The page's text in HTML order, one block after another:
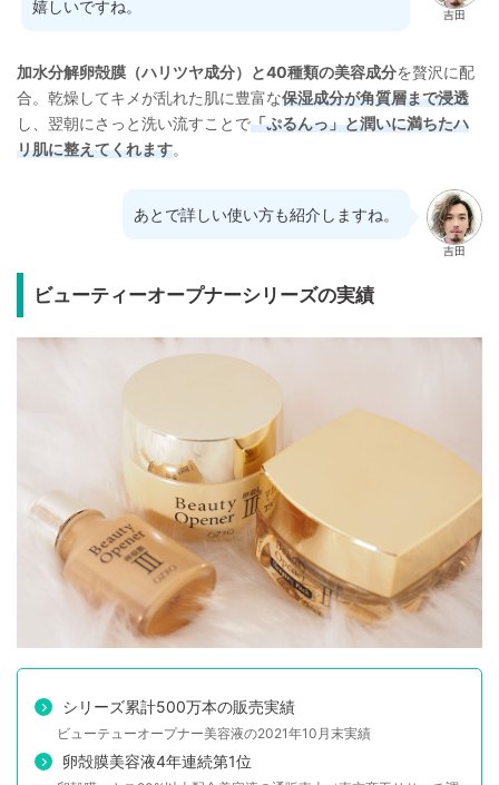
吉田
嬉しいですね。
加水分解卵殻膜（ハリツヤ成分）と40種類の美容成分を贅沢に配
合。乾燥してキメが乱れた肌に豊富な保湿成分が角質層まで浸透
し、翌朝にさっと洗い流すことで「ぷるんっ」と潤いに満ちたハ
リ肌に整えてくれます。
吉田
あとで詳しい使い方も紹介しますね。
ビューティーオープナーシリーズの実績
シリーズ累計500万本の販売実績
ビューテューオープナー美容液の2021年10月末実績
卵殻膜美容液4年連続第1位